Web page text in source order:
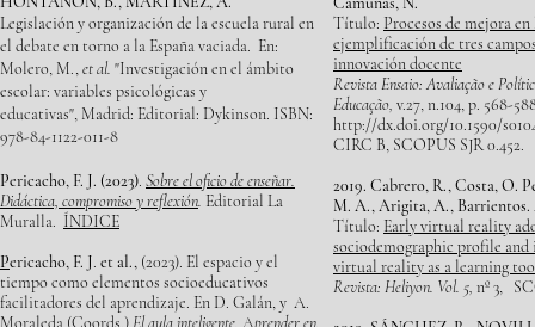
Legislación y organización de la escuela rural en
el debate en torno a la España vaciada. En:
Molero, M.,et al. "Investigación en el ámbito
escolar: variables psicológicas y
educativas", Madrid: Editorial: Dykinson. ISBN:
978-84-1122-011-8
Pericacho, F. J. (2023). Sobre el oficio de enseñar.
Didáctica, compromiso y reflexión. Editorial La
Muralla. ÍNDICE
Pericacho, F. J. et al., (2023). El espacio y el
tiempo como elementos socioeducativos
facilitadores del aprendizaje. En D. Galán, y A.
Moraleda (Coords.)El aula inteligente. Aprender en
Título: Procesos de mejora
ejemplificación de tres
innovación docente
Revista Ensaio: Avaliação e
Educação, v.27, n.104, p. 568-
http://dx.doi.org/10.1590/
CIRC B, SCOPUS SJR 0.452.
2019. Cabrero, R., Costa, O.
M. A., Arigita, A.,
Título: Early virtual reality
sociodemographic profile and
virtual reality as a learning
Revista: Heliyon. Vol. 5, nº 3,